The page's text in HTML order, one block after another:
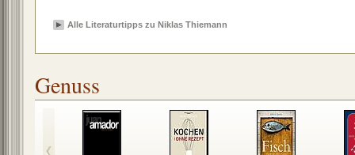
Alle Literaturtipps zu Niklas Thiemann
Genuss